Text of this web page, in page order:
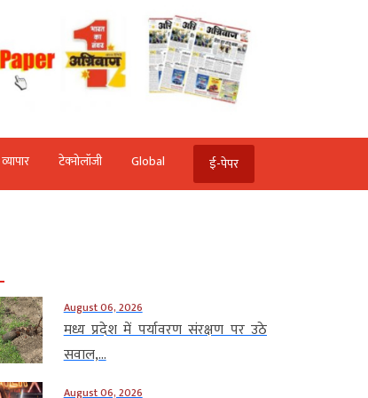
व्‍यापार टेक्‍नोलॉजी Global ई-पेपर
August 06, 2026
मध्य प्रदेश में पर्यावरण संरक्षण पर उठे
सवाल,...
August 06, 2026